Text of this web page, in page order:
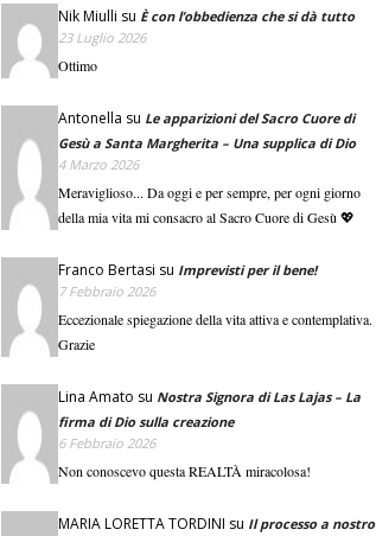
Nik Miulli su È con l’obbedienza che si dà tutto
23 Luglio 2026
Ottimo
Antonella su Le apparizioni del Sacro Cuore di
Gesù a Santa Margherita – Una supplica di Dio
4 Marzo 2026
Meraviglioso... Da oggi e per sempre, per ogni giorno
della mia vita mi consacro al Sacro Cuore di Gesù 💖
Franco Bertasi su Imprevisti per il bene!
7 Febbraio 2026
Eccezionale spiegazione della vita attiva e contemplativa.
Grazie
Lina Amato su Nostra Signora di Las Lajas – La
firma di Dio sulla creazione
6 Febbraio 2026
Non conoscevo questa REALTÀ miracolosa!
MARIA LORETTA TORDINI su Il processo a nostro